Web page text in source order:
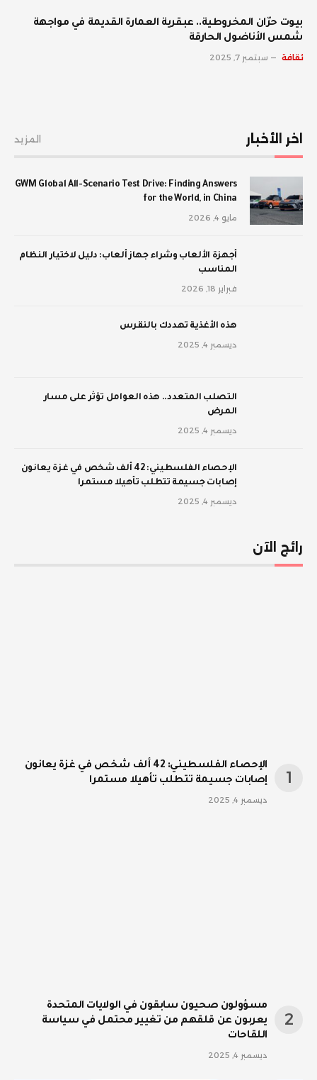
بيوت حرّان المخروطية.. عبقرية العمارة القديمة في مواجهة
شمس الأناضول الحارقة
ثقافة سبتمبر 7, 2025
اخر الأخبار المزيد
GWM Global All-Scenario Test Drive: Finding Answers
for the World, in China
مايو 4, 2026
أجهزة الألعاب وشراء جهاز ألعاب: دليل لاختيار النظام
المناسب
فبراير 18, 2026
‫هذه الأغذية تهددك بالنقرس
ديسمبر 4, 2025
‫التصلب المتعدد.. هذه العوامل تؤثر على مسار
المرض
ديسمبر 4, 2025
الإحصاء الفلسطيني: 42 ألف شخص في غزة يعانون
إصابات جسيمة تتطلب تأهيلا مستمرا
ديسمبر 4, 2025
رائج الآن
الإحصاء الفلسطيني: 42 ألف شخص في غزة يعانون
إصابات جسيمة تتطلب تأهيلا مستمرا
ديسمبر 4, 2025
مسؤولون صحيون سابقون في الولايات المتحدة
يعربون عن قلقهم من تغيير محتمل في سياسة
اللقاحات
ديسمبر 4, 2025